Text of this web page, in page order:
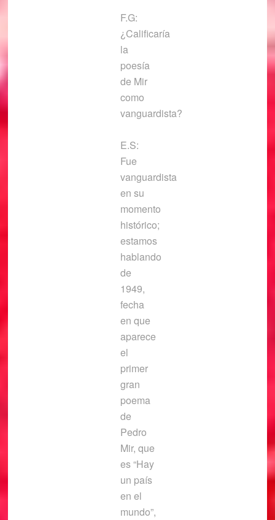
F.G:
¿Calificaría
la
poesía
de Mir
como
vanguardista?
E.S:
Fue
vanguardista
en su
momento
histórico;
estamos
hablando
de
1949,
fecha
en que
aparece
el
primer
gran
poema
de
Pedro
Mir, que
es “Hay
un país
en el
mundo”,